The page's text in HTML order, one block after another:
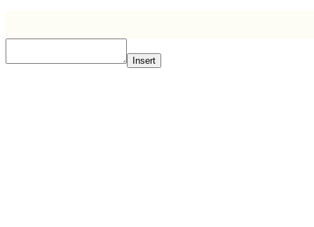
Insert